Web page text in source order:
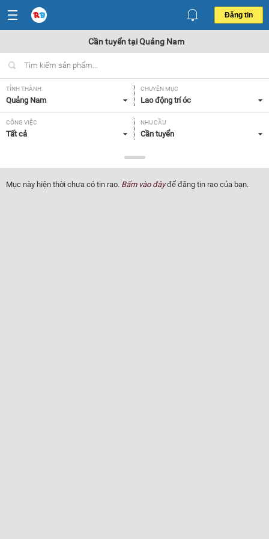
Đăng tin
Cần tuyển tại Quảng Nam
TỈNH THÀNH
Quảng Nam
CHUYÊN MỤC
Lao động trí óc
CÔNG VIỆC
Tất cả
NHU CẦU
Cần tuyển
Tất cả
Mục này hiện thời chưa có tin rao. Bấm vào đâyđể đăng tin rao của bạn.